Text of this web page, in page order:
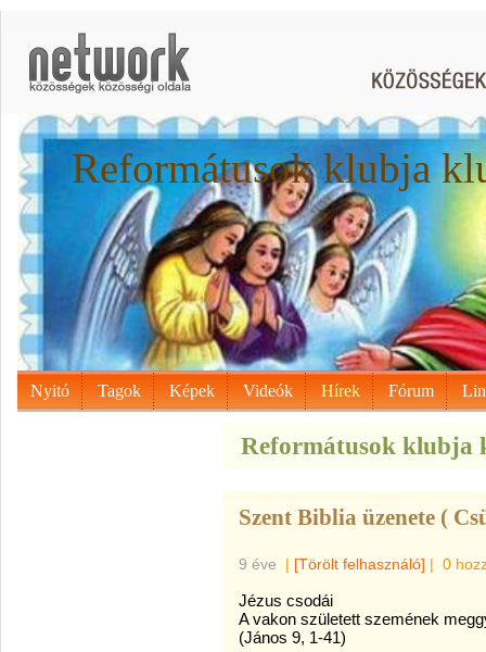
Reformátusok klubja
Nyitó Tagok Képek Videók Hírek Fórum
Reformátusok klubja
Szent Biblia üzenete (
9 éve | [Törölt felhasználó] | 0
Jézus csodái
A vakon született szemének
(János 9, 1-41)